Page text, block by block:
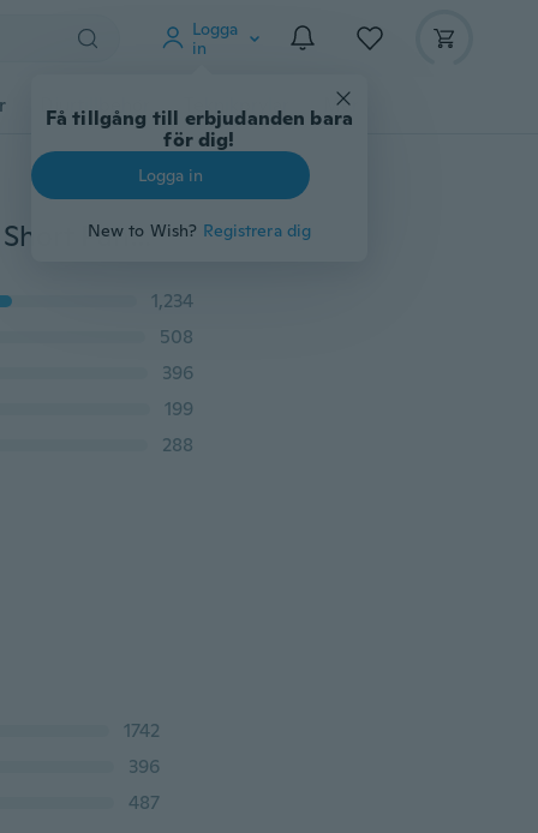
Logga
in
Få tillgång till erbjudanden bara
för dig!
Logga in
New to Wish? Registrera dig
Djurtillbehör Teknikprylar Mer
Damkläder Casual Slash Neck Sweatshirts + Bandage Short Pants Sport Set
1,234
508
396
199
288
1742
396
487